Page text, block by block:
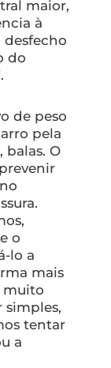
maior,
à
desfecho
do
de peso
pela
balas. O
o
lo a
mais
muito
simples,
tentar
a